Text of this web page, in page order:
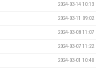
2024-03-14 10:13
2024-03-11 09:02
2024-03-08 11:07
2024-03-07 11:22
2024-03-01 10:40